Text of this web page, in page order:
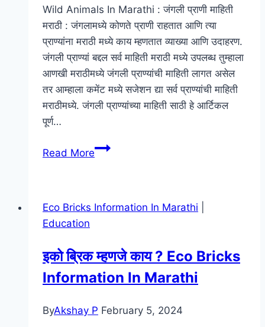
Naukri
In
Maharashtra
Wild Animals In Marathi : जंगली प्राणी माहिती
मराठी : जंगलामध्ये कोणते प्राणी राहतात आणि त्या
प्राण्यांना मराठी मध्ये काय म्हणतात व्याख्या आणि उदाहरण.
जंगली प्राण्यां बद्दल सर्व माहिती मराठी मध्ये उपलब्ध तुम्हाला
आणखी मराठीमध्ये जंगली प्राण्यांची माहिती लागत असेल
तर आम्हाला कमेंट मध्ये सजेशन द्या सर्व प्राण्यांची माहिती
मराठीमध्ये. जंगली प्राण्यांच्या माहिती साठी हे आर्टिकल
पूर्ण…
Read Moreजंगली
–
Information
In
Eco Bricks Information In Marathi
Education
इको ब्रिक म्हणजे काय ? Eco Bricks
Information In Marathi
ByAkshay P February 5, 2024